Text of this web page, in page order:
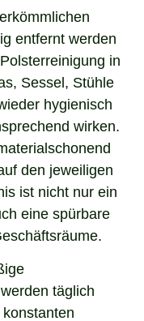
entfernt werden
in
Sessel, Stühle
hygienisch
wirken.
den jeweiligen
ist nicht nur ein
eine spürbare
täglich